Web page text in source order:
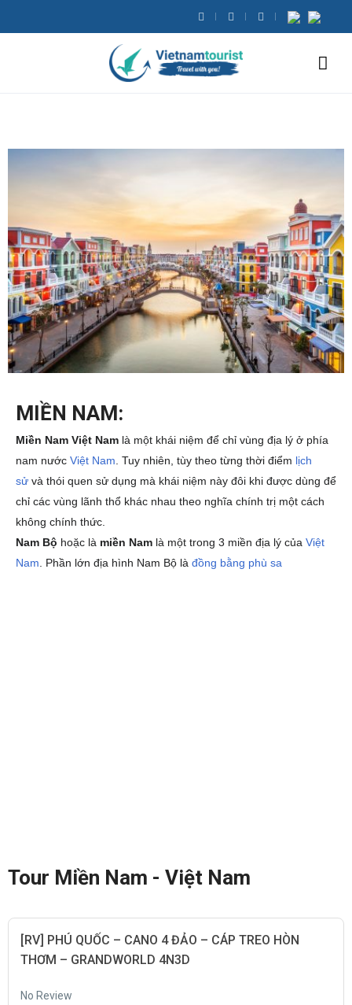
MIỀN NAM:
Miền Nam Việt Nam là một khái niệm để chỉ vùng địa lý ở phía
nam nước Việt Nam. Tuy nhiên, tùy theo từng thời điểm lịch
sử và thói quen sử dụng mà khái niệm này đôi khi được dùng để
chỉ các vùng lãnh thổ khác nhau theo nghĩa chính trị một cách
không chính thức.
Nam Bộ hoặc là miền Nam là một trong 3 miền địa lý của Việt
Nam. Phần lớn địa hình Nam Bộ là đồng bằng phù sa
Tour Miền Nam - Việt Nam
[RV] PHÚ QUỐC – CANO 4 ĐẢO – CÁP TREO HÒN
THƠM – GRANDWORLD 4N3D
No Review